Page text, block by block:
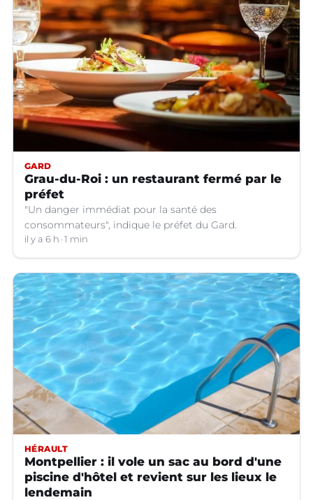
GARD
Grau-du-Roi : un restaurant fermé par le
préfet
"Un danger immédiat pour la santé des
consommateurs", indique le préfet du Gard.
il y a 6 h 1 min
HÉRAULT
Montpellier : il vole un sac au bord d'une
piscine d'hôtel et revient sur les lieux le
lendemain